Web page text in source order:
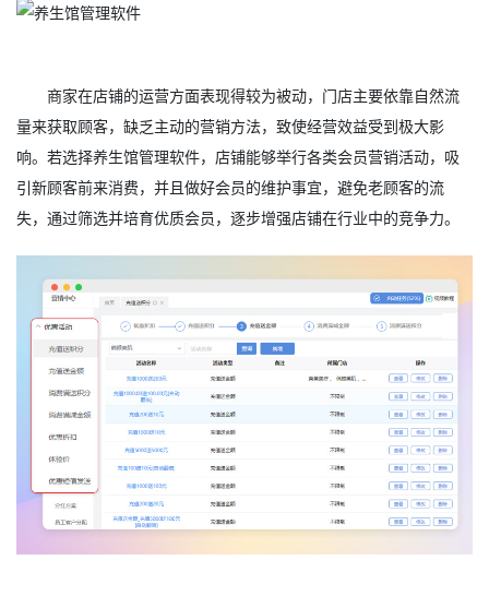
商家在店铺的运营方面表现得较为被动，门店主要依靠自然流
量来获取顾客，缺乏主动的营销方法，致使经营效益受到极大影
响。若选择养生馆管理软件，店铺能够举行各类会员营销活动，吸
引新顾客前来消费，并且做好会员的维护事宜，避免老顾客的流
失，通过筛选并培育优质会员，逐步增强店铺在行业中的竞争力。